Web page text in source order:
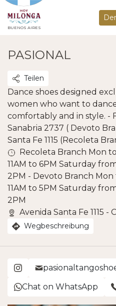
BUENOS AIRES
PASIONAL
Teilen
Dance shoes designed
women who want to
comfortably and in style. -
Sanabria 2737 ( Devoto
Santa Fe 1115 (Recoleta
Recoleta Branch Mon
11AM to 6PM Saturday
2PM - Devoto Branch Mon
11AM to 5PM Saturday
2PM
Avenida Santa Fe 1115 -
Wegbeschreibung
Chat on WhatsApp